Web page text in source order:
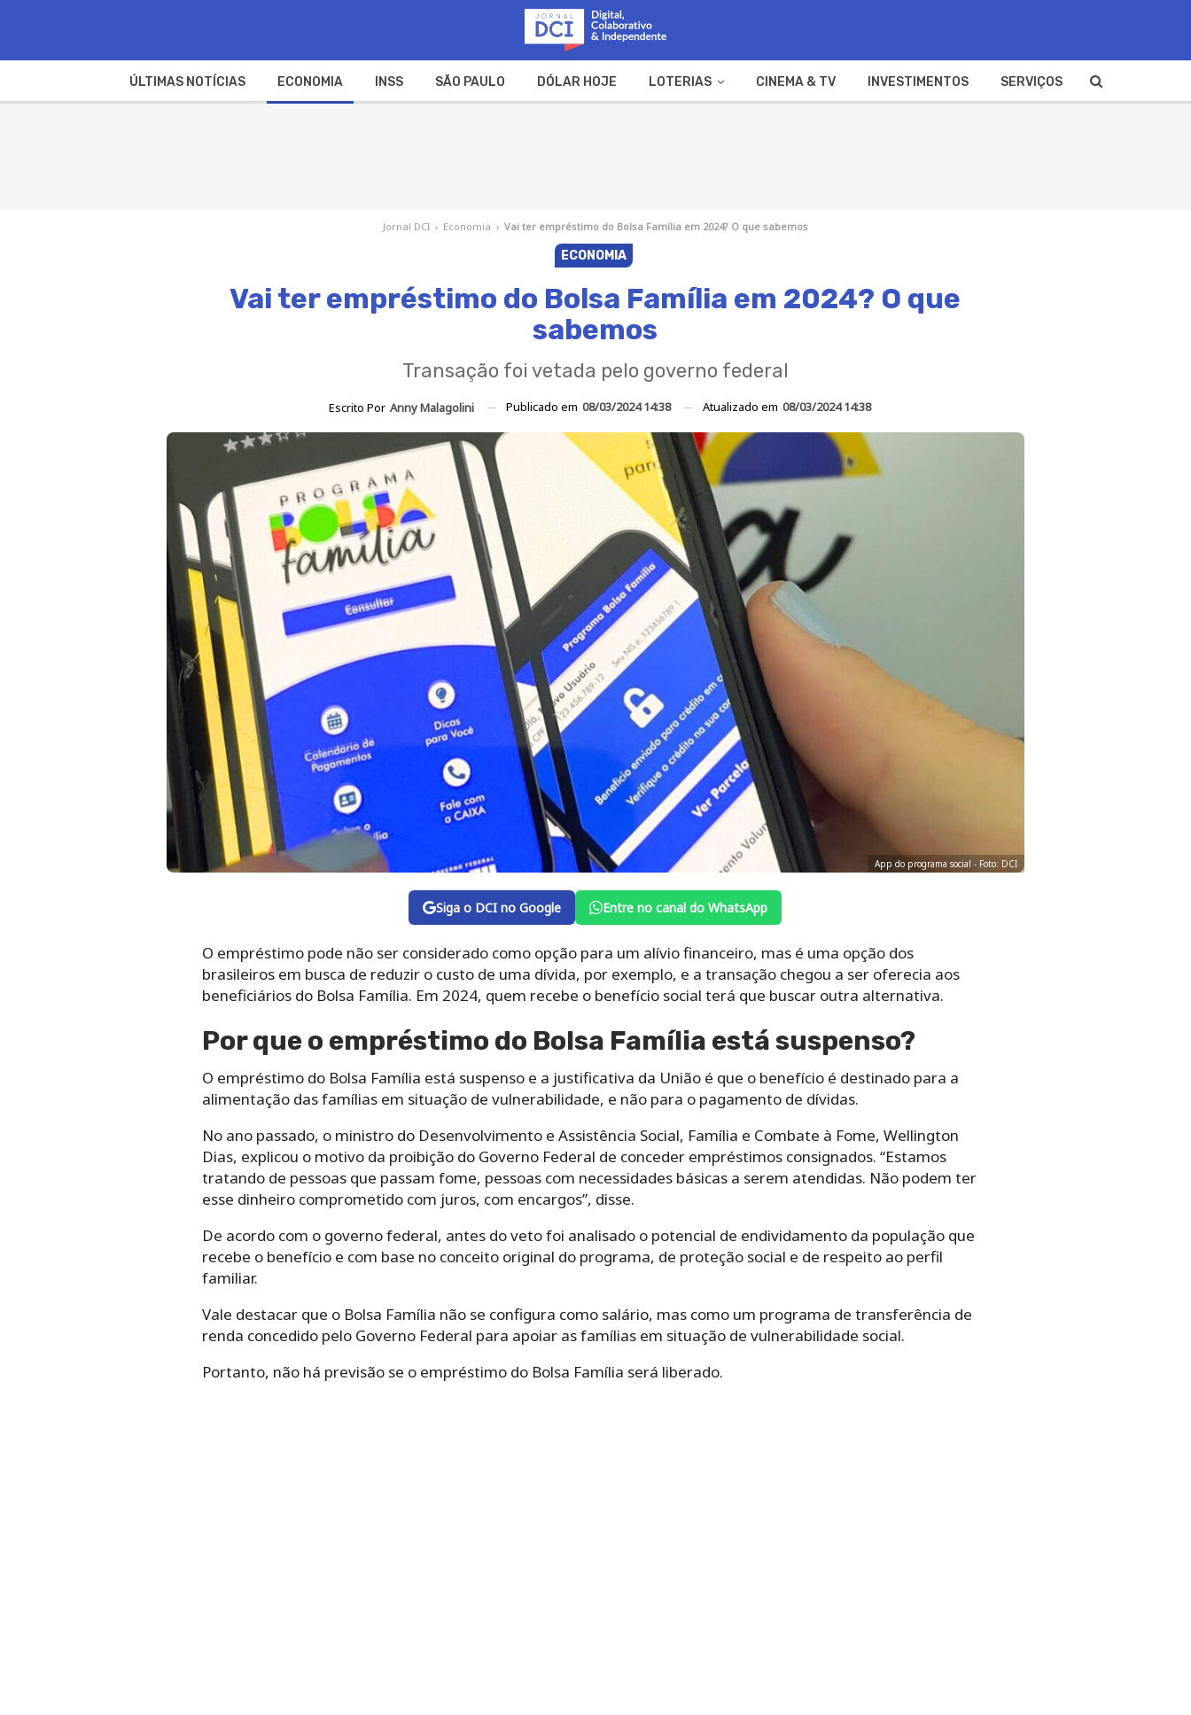
ÚLTIMAS NOTÍCIAS ECONOMIA INSS SÃO PAULO DÓLAR HOJE LOTERIAS CINEMA & TV INVESTIMENTOS SERVIÇOS
Jornal DCI › Economia › Vai ter empréstimo do Bolsa Família em 2024? O que sabemos
ECONOMIA
Vai ter empréstimo do Bolsa Família em 2024? O que
sabemos
Transação foi vetada pelo governo federal
Escrito Por Anny Malagolini Publicado em 08/03/2024 14:38 Atualizado em 08/03/2024 14:38
App do programa social - Foto: DCI
Siga o DCI no Google Entre no canal do WhatsApp
O empréstimo pode não ser considerado como opção para um alívio financeiro, mas é uma opção dos
brasileiros em busca de reduzir o custo de uma dívida, por exemplo, e a transação chegou a ser oferecia aos
beneficiários do Bolsa Família. Em 2024, quem recebe o benefício social terá que buscar outra alternativa.
Por que o empréstimo do Bolsa Família está suspenso?
O empréstimo do Bolsa Família está suspenso e a justificativa da União é que o benefício é destinado para a
alimentação das famílias em situação de vulnerabilidade, e não para o pagamento de dívidas.
No ano passado, o ministro do Desenvolvimento e Assistência Social, Família e Combate à Fome, Wellington
Dias, explicou o motivo da proibição do Governo Federal de conceder empréstimos consignados. “Estamos
tratando de pessoas que passam fome, pessoas com necessidades básicas a serem atendidas. Não podem ter
esse dinheiro comprometido com juros, com encargos”, disse.
De acordo com o governo federal, antes do veto foi analisado o potencial de endividamento da população que
recebe o benefício e com base no conceito original do programa, de proteção social e de respeito ao perfil
familiar.
Vale destacar que o Bolsa Família não se configura como salário, mas como um programa de transferência de
renda concedido pelo Governo Federal para apoiar as famílias em situação de vulnerabilidade social.
Portanto, não há previsão se o empréstimo do Bolsa Família será liberado.